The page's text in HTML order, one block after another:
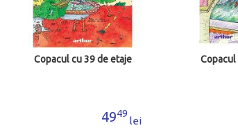
Copacul cu 52 de etaje
5125
lei